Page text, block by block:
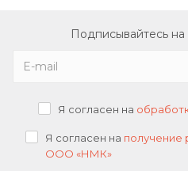
Подписывайтесь на
Я согласен на
Я согласен на получение
ООО «НМК»